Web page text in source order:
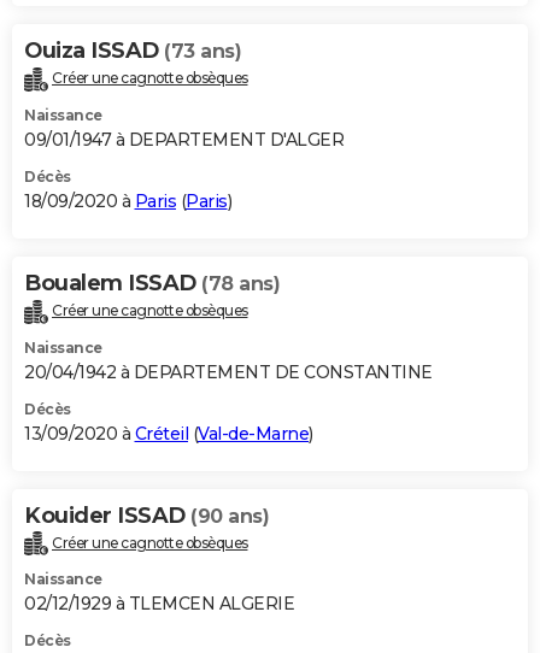
Ouiza ISSAD (73 ans)
Créer une cagnotte obsèques
Naissance
09/01/1947 à DEPARTEMENT D'ALGER
Décès
18/09/2020 à Paris (Paris)
Boualem ISSAD (78 ans)
Créer une cagnotte obsèques
Naissance
20/04/1942 à DEPARTEMENT DE CONSTANTINE
Décès
13/09/2020 à Créteil (Val-de-Marne)
Kouider ISSAD (90 ans)
Créer une cagnotte obsèques
Naissance
02/12/1929 à TLEMCEN ALGERIE
Décès